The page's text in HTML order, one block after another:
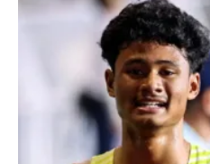
Bahan-bahan:
Epal hijau sebiji
Epal merah sebiji
Peanut butter kosong
Susu low fat milk